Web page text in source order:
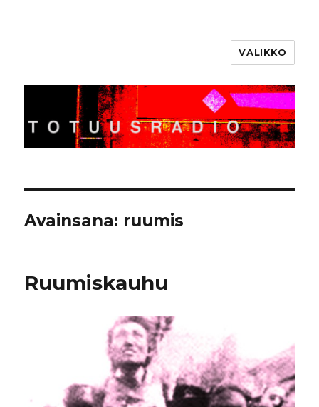
VALIKKO
Avainsana: ruumis
Ruumiskauhu